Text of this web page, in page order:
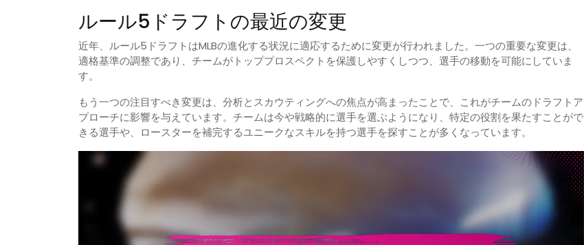
ルール5ドラフトの最近の変更
近年、ルール5ドラフトはMLBの進化する状況に適応するために変更が行われました。一つの重要な変更は、
適格基準の調整であり、チームがトッププロスペクトを保護しやすくしつつ、選手の移動を可能にしていま
す。
もう一つの注目すべき変更は、分析とスカウティングへの焦点が高まったことで、これがチームのドラフトア
プローチに影響を与えています。チームは今や戦略的に選手を選ぶようになり、特定の役割を果たすことがで
きる選手や、ロースターを補完するユニークなスキルを持つ選手を探すことが多くなっています。